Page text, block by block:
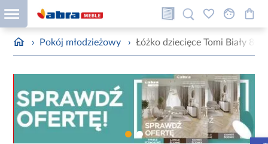
› Pokój młodzieżowy › Łóżko dziecięce Tomi Biały